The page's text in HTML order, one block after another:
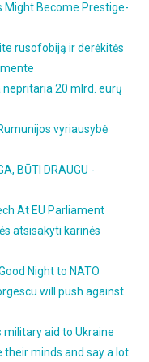
Might Become Prestige-
rusofobiją ir derėkitės
nepritaria 20 mlrd. eurų
vyriausybė
BŪTI DRAUGU -
At EU Parliament
atsisakyti karinės
Night to NATO
will push against
military aid to Ukraine
minds and say a lot